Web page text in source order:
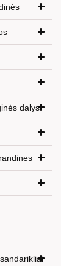
dalys